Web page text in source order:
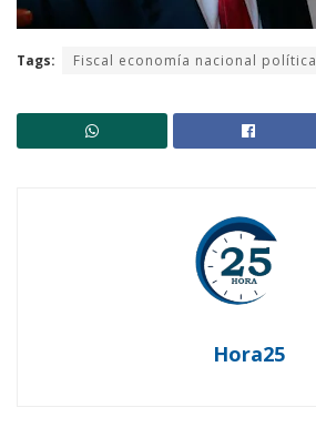
Tags: Fiscal economía nacional política
Hora25